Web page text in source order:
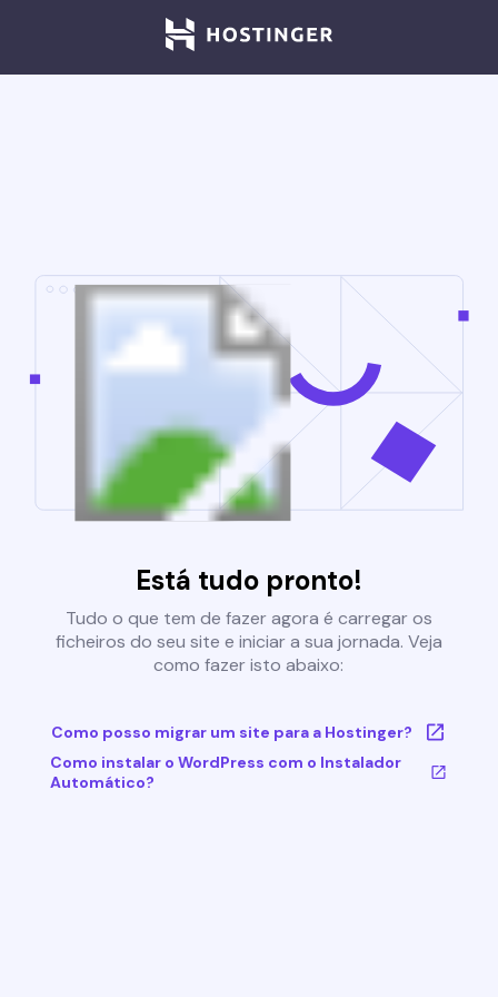
Está tudo pronto!
Tudo o que tem de fazer agora é carregar os
ficheiros do seu site e iniciar a sua jornada. Veja
como fazer isto abaixo:
Como posso migrar um site para a Hostinger?
Como instalar o WordPress com o Instalador
Automático?